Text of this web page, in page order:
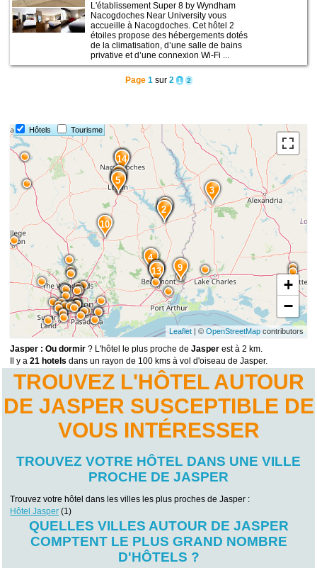
L'établissement Super 8 by Wyndham
Nacogdoches Near University vous
accueille à Nacogdoches. Cet hôtel 2
étoiles propose des hébergements dotés
de la climatisation, d’une salle de bains
privative et d’une connexion Wi-Fi ...
Page 1sur 2 1 2
Hôtels Tourisme
15
14
13
12
11
10
9
8
7
6
5
4
3
2
1
+
−
Leaflet| © OpenStreetMapcontributors
Jasper : Ou dormir ? L'hôtel le plus proche deJasper est à 2 km.
Il y a21 hotels dans un rayon de 100 kms à vol d'oiseau de Jasper.
TROUVEZ L'HÔTEL AUTOUR
DE JASPER SUSCEPTIBLE DE
VOUS INTÉRESSER
TROUVEZ VOTRE HÔTEL DANS UNE VILLE
PROCHE DE JASPER
Trouvez votre hôtel dans les villes les plus proches de Jasper :
Hôtel Jasper (1)
QUELLES VILLES AUTOUR DE JASPER
COMPTENT LE PLUS GRAND NOMBRE
D'HÔTELS ?